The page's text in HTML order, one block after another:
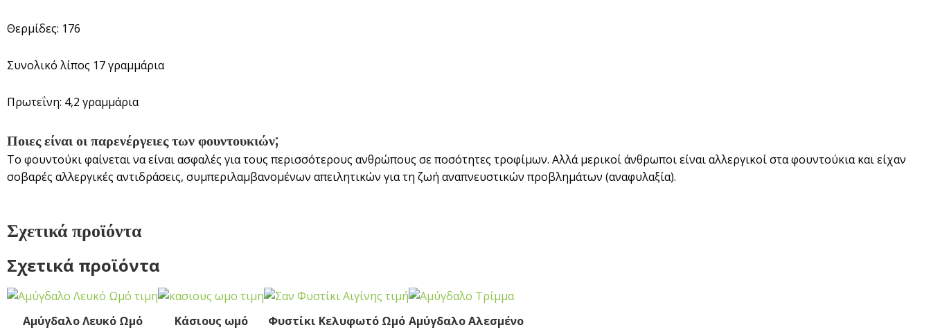
Θερμίδες: 176
Συνολικό λίπος 17 γραμμάρια
Πρωτεΐνη: 4,2 γραμμάρια
Ποιες είναι οι παρενέργειες των φουντουκιών;
Το φουντούκι φαίνεται να είναι ασφαλές για τους περισσότερους ανθρώπους σε ποσότητες τροφίμων. Αλλά μερικοί άνθρωποι είναι αλλεργικοί στα φουντούκια και είχαν
σοβαρές αλλεργικές αντιδράσεις, συμπεριλαμβανομένων απειλητικών για τη ζωή αναπνευστικών προβλημάτων (αναφυλαξία).
Σχετικά προϊόντα
Σχετικά προϊόντα
Αμύγδαλο Λευκό Ωμό Κάσιους ωμό Φυστίκι Κελυφωτό Ωμό Αμύγδαλο Αλεσμένο